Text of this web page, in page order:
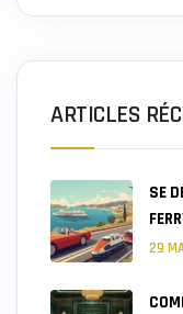
ARTICLES
SE
29